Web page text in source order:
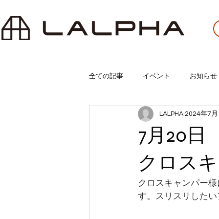
全ての記事 イベント お知らせ
7月20日
クロス
LALPHA 2024年7
クロスキャンパー
す。スリスリした